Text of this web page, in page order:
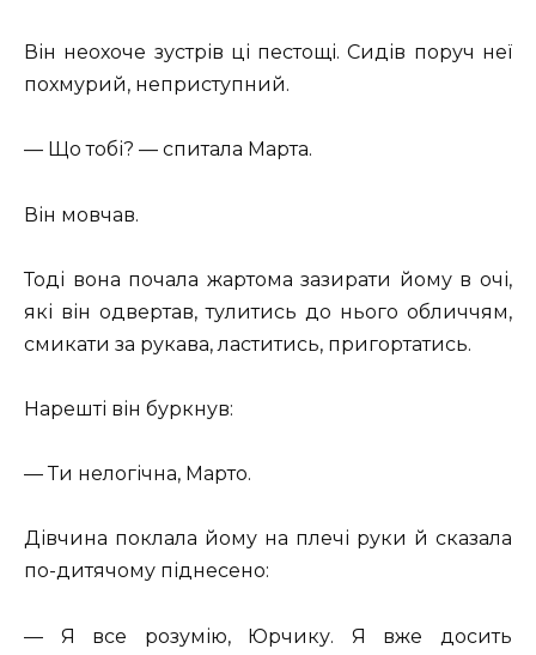
Він неохоче зустрів ці пестощі. Сидів поруч неї
похмурий, неприступний.
— Що тобі? — спитала Марта.
Він мовчав.
Тоді вона почала жартома зазирати йому в очі,
які він одвертав, тулитись до нього обличчям,
смикати за рукава, ластитись, пригортатись.
Нарешті він буркнув:
— Ти нелогічна, Марто.
Дівчина поклала йому на плечі руки й сказала
по-дитячому піднесено:
— Я все розумію, Юрчику. Я вже досить